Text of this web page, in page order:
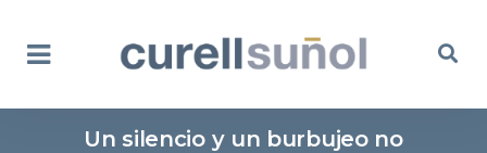
Un silencio y un burbujeo no